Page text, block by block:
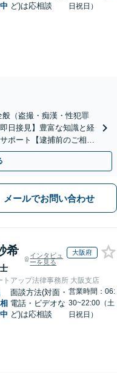
ど)は応相談
日祝日）
般（盗撮・痴漢・性犯罪
日接見】豊富な知識と経
ポート【逮捕前のご相談
初回相談無料】
メールでお問い合わせ
希
インタビュ
ーを見る
大阪府
トアップ法律事務所 大阪支店
面談方法(対面・
電話・ビデオな
ど)は応相談
営業時間：06:
30~22:00（土
日祝日）